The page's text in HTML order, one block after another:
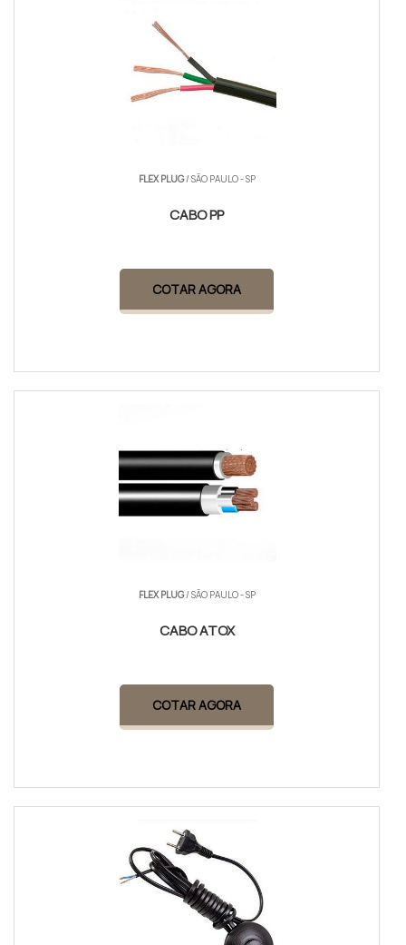
FLEX PLUG/ SÃO PAULO - SP
CABO PP
COTAR AGORA
FLEX PLUG/ SÃO PAULO - SP
CABO ATOX
COTAR AGORA